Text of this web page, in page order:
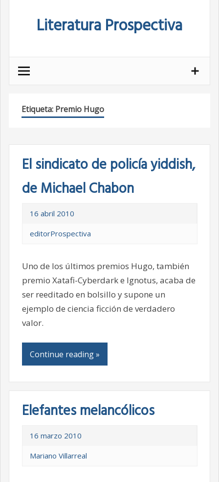
Literatura Prospectiva
Etiqueta: Premio Hugo
El sindicato de policía yiddish,
de Michael Chabon
16 abril 2010
editorProspectiva
Uno de los últimos premios Hugo, también
premio Xatafi-Cyberdark e Ignotus, acaba de
ser reeditado en bolsillo y supone un
ejemplo de ciencia ficción de verdadero
valor.
Continue reading »
Elefantes melancólicos
16 marzo 2010
Mariano Villarreal